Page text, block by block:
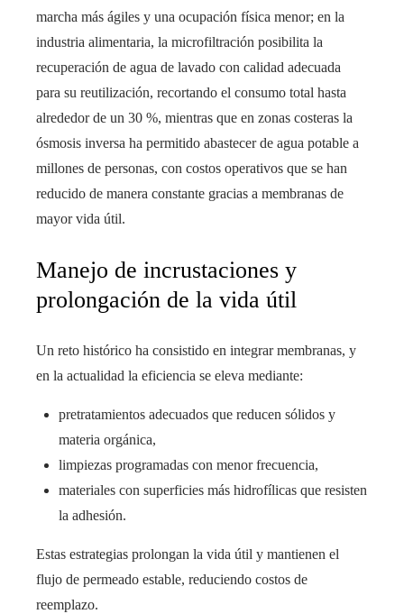
marcha más ágiles y una ocupación física menor; en la
industria alimentaria, la microfiltración posibilita la
recuperación de agua de lavado con calidad adecuada
para su reutilización, recortando el consumo total hasta
alrededor de un 30 %, mientras que en zonas costeras la
ósmosis inversa ha permitido abastecer de agua potable a
millones de personas, con costos operativos que se han
reducido de manera constante gracias a membranas de
mayor vida útil.
Manejo de incrustaciones y
prolongación de la vida útil
Un reto histórico ha consistido en integrar membranas, y
en la actualidad la eficiencia se eleva mediante:
pretratamientos adecuados que reducen sólidos y
materia orgánica,
limpiezas programadas con menor frecuencia,
materiales con superficies más hidrofílicas que resisten
la adhesión.
Estas estrategias prolongan la vida útil y mantienen el
flujo de permeado estable, reduciendo costos de
reemplazo.